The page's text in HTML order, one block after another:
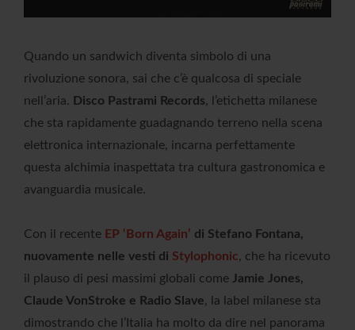
Quando un sandwich diventa simbolo di una
rivoluzione sonora, sai che c’è qualcosa di speciale
nell’aria. Disco Pastrami Records, l’etichetta milanese
che sta rapidamente guadagnando terreno nella scena
elettronica internazionale, incarna perfettamente
questa alchimia inaspettata tra cultura gastronomica e
avanguardia musicale.
Con il recente EP ‘Born Again’ di Stefano Fontana,
nuovamente nelle vesti di Stylophonic, che ha ricevuto
il plauso di pesi massimi globali come Jamie Jones,
Claude VonStroke e Radio Slave, la label milanese sta
dimostrando che l’Italia ha molto da dire nel panorama